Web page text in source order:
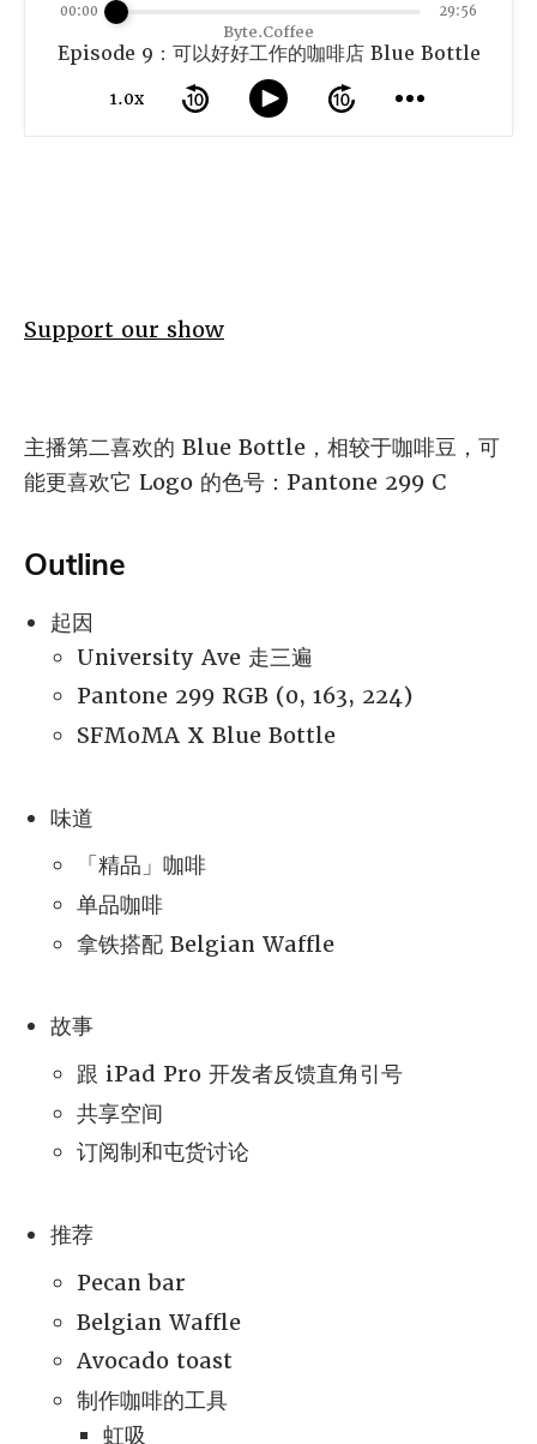
Byte.Coffee
Episode 9：可以好好工作的咖啡店 Blue Bottle
1.0x
00:00 29:56
Support our show
主播第二喜欢的 Blue Bottle，相较于咖啡豆，可
能更喜欢它 Logo 的色号：Pantone 299 C
Outline
起因
University Ave 走三遍
Pantone 299 RGB (0, 163, 224)
SFMoMA X Blue Bottle
味道
「精品」咖啡
单品咖啡
拿铁搭配 Belgian Waffle
故事
跟 iPad Pro 开发者反馈直角引号
共享空间
订阅制和屯货讨论
推荐
Pecan bar
Belgian Waffle
Avocado toast
制作咖啡的工具
虹吸